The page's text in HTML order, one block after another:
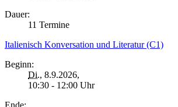
Dauer:
11 Termine
Italienisch Konversation und Literatur (C1)
Beginn:
Di., 8.9.2026,
10:30 - 12:00 Uhr
Ende: